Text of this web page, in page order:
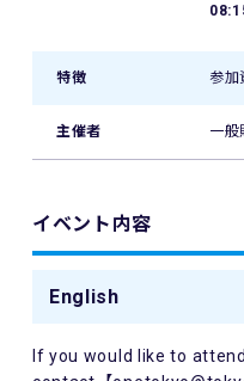
特徴 参加
主催者 一般
イベント内容
English
If you would like to